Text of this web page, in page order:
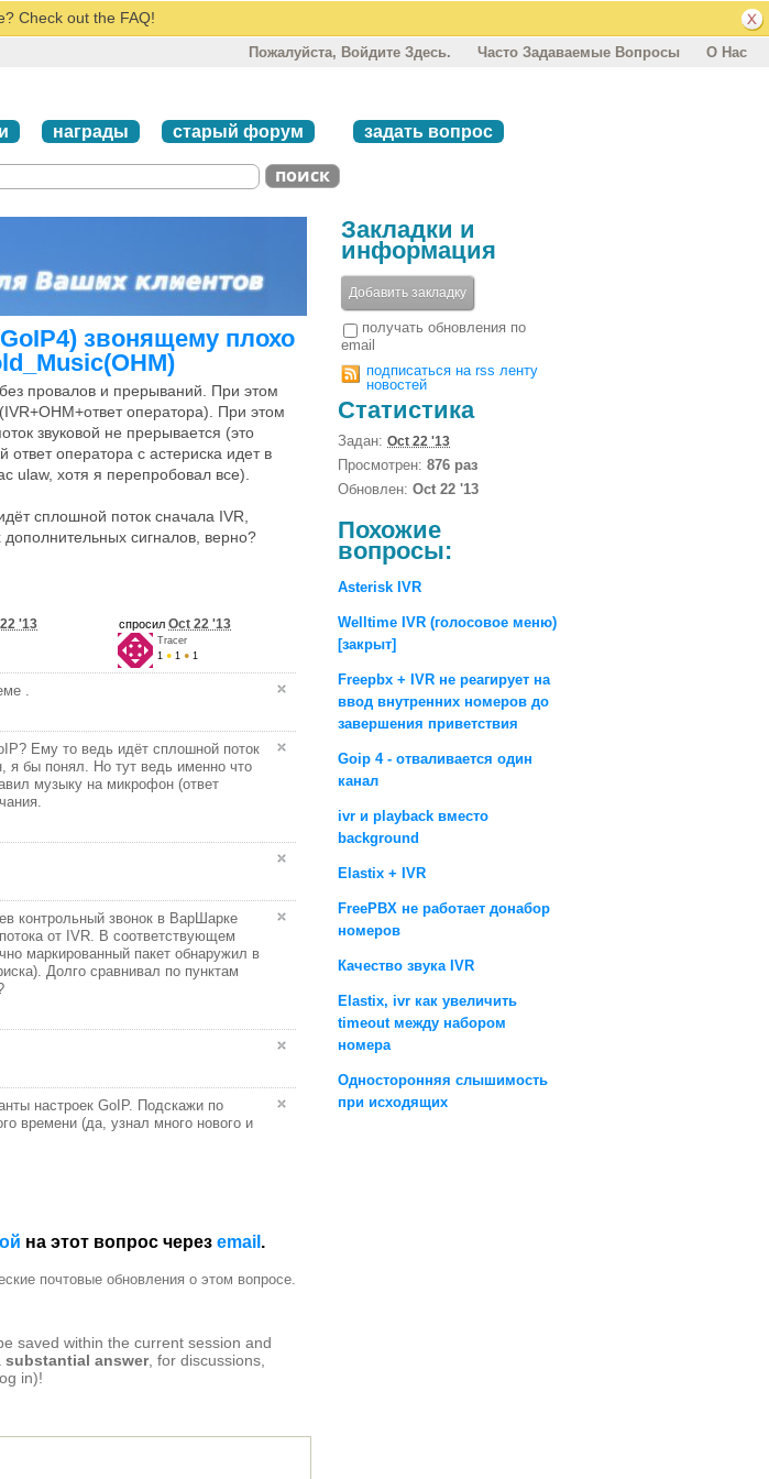
Check out the FAQ!
Пожалуйста, Войдите Здесь. Часто Задаваемые Вопросы О Нас
награды старый форум задать вопрос
звонящему плохо
провалов и прерываний. При этом
оператора). При этом
звуковой не прерывается (это
оператора с астериска идет в
ulaw, хотя я перепробовал все).
сплошной поток сначала IVR,
сигналов, верно?
спросил Oct 22 '13
Tracer
1 ● 1 ● 1
'13
.
Ему то ведь идёт сплошной поток
я бы понял. Но тут ведь именно что
музыку на микрофон (ответ
контрольный звонок в ВарШарке
от IVR. В соответствующем
маркированный пакет обнаружил в
Долго сравнивал по пунктам
настроек GoIP. Подскажи по
времени (да, узнал много нового и
на этот вопрос через email .
почтовые обновления о этом вопросе.
saved within the current session and
substantial answer, for discussions,
in)!
Закладки и
информация
Добавить закладку
получать обновления по
email
подписаться на rss ленту
новостей
Статистика
Задан: Oct 22 '13
Просмотрен: 876 раз
Обновлен: Oct 22 '13
Похожие
вопросы:
Asterisk IVR
Welltime IVR (голосовое меню)
[закрыт]
Freepbx + IVR не реагирует на
ввод внутренних номеров до
завершения приветствия
Goip 4 - отваливается один
канал
ivr и playback вместо
background
Elastix + IVR
FreePBX не работает донабор
номеров
Качество звука IVR
Elastix, ivr как увеличить
timeout между набором
номера
Односторонняя слышимость
при исходящих